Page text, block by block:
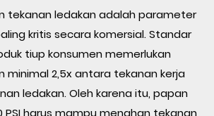
tekanan ledakan adalah parameter
kritis secara komersial. Standar
tiup konsumen memerlukan
minimal 2,5x antara tekanan kerja
ledakan. Oleh karena itu, papan
PSI harus mampu menahan tekanan